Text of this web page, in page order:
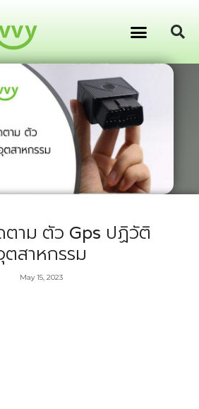
ตาม ตัว Gps ปฏิวัติ
ตสาหกรรม
May 15, 2023